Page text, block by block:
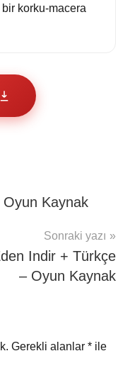
bir korku-macera
Kaynak
Sonraki yazı
Indir + Türkçe
– Oyun Kaynak
Gerekli alanlar * ile